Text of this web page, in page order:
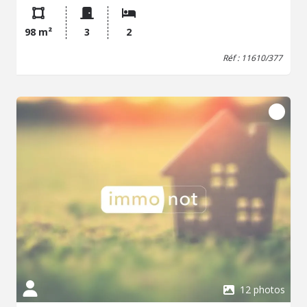
98 m² 3 2
Réf : 11610/377
12 photos